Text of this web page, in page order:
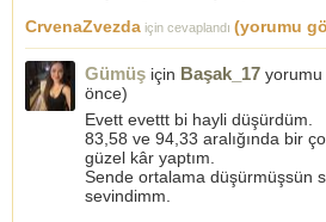
CrvenaZvezda için cevaplandı (yorumu
Gümüş için Başak_17 yorumu
önce)
Evett evettt bi hayli düşürdüm.
83,58 ve 94,33 aralığında bir
güzel kâr yaptım.
Sende ortalama düşürmüşsün
sevindimm.